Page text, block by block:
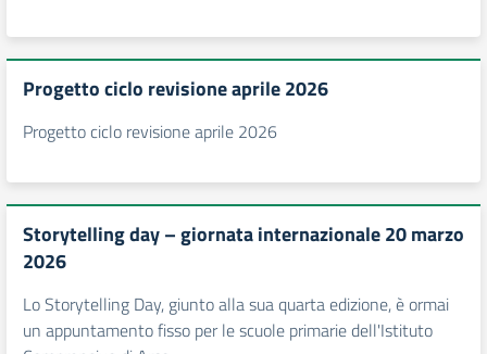
Progetto ciclo revisione aprile 2026
Progetto ciclo revisione aprile 2026
Storytelling day – giornata internazionale 20 marzo
2026
Lo Storytelling Day, giunto alla sua quarta edizione, è ormai
un appuntamento fisso per le scuole primarie dell'Istituto